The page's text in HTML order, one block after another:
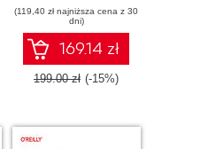
(119,40 zł najniższa cena z 30
dni)
169.14 zł
199.00 zł (-15%)